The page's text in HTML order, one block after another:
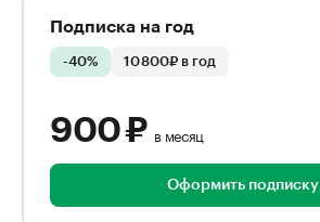
Подписка на год
-40% 10 800₽ в год
900 ₽ в месяц
Оформить подписку